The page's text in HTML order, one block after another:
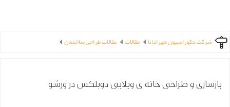
شرکت دکوراسیون هیرادانا مقالات مقالات طراحی ساختمان
بازسازی و طراحی خانه ی ویلایی دوبلکس در ورشو